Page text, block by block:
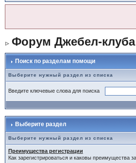
Форум Джебел-клуба
Поиск по разделам помощи
Выберите нужный раздел из списка
Введите ключевые слова для поиска
Выберите раздел
Выберите нужный раздел из списка
Преимущества регистрации
Как зарегистрироваться и каковы преимущества